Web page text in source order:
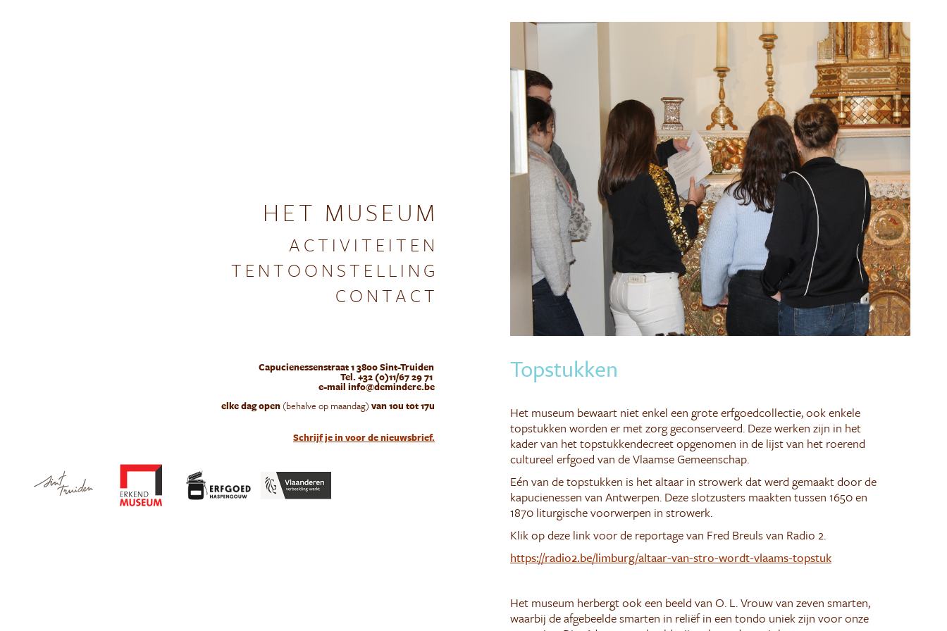
HET MUSEUM
ACTIVITEITEN
TENTOONSTELLING
CONTACT
Capucienessenstraat 1 3800 Sint-Truiden
Tel. +32 (0)11/67 29 71
e-mail info@demindere.be
elkedag open (behalve op maandag) van 10u tot 17u
Schrijf je in voor de nieuwsbrief.
Topstukken
Het museum bewaart niet enkel een grote erfgoedcollectie, ook enkele
topstukken worden er met zorg geconserveerd. Deze werken zijn in het
kader van het topstukkendecreet opgenomen in de lijst van het roerend
cultureel erfgoed van de Vlaamse Gemeenschap.
Eén van de topstukken is het altaar in strowerk dat werd gemaakt door de
kapucienessen van Antwerpen. Deze slotzusters maakten tussen 1650 en
1870 liturgische voorwerpen in strowerk.
Klik op deze link voor de reportage van Fred Breuls van Radio 2.
https://radio2.be/limburg/altaar-van-stro-wordt-vlaams-topstuk
Het museum herbergt ook een beeld van O. L. Vrouw van zeven smarten,
waarbij de afgebeelde smarten in reliëf in een tondo uniek zijn voor onze